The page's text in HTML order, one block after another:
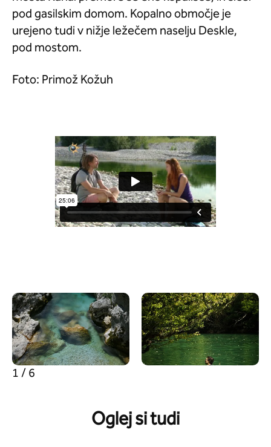
pod gasilskim domom. Kopalno območje je
urejeno tudi v nižje ležečem naselju Deskle,
pod mostom.
Foto: Primož Kožuh
1 / 6
Oglej si tudi